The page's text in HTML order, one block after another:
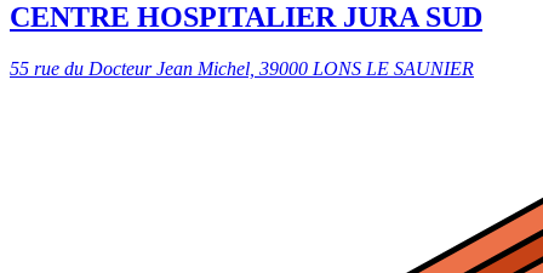
CENTRE HOSPITALIER JURA SUD
55 rue du Docteur Jean Michel, 39000 LONS LE SAUNIER